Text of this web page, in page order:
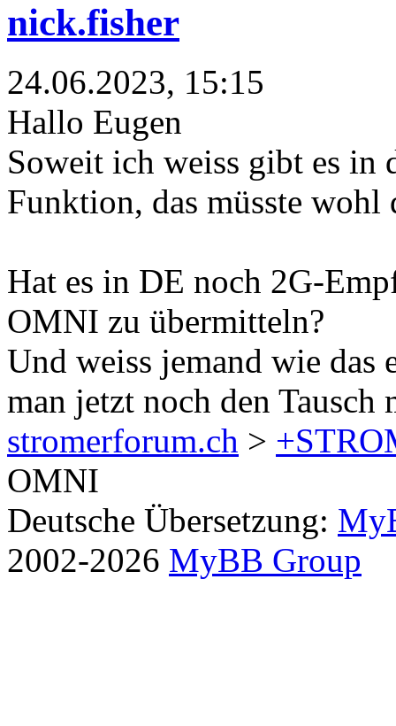
nick.fisher
24.06.2023, 15:15
Hallo Eugen
Soweit ich weiss gibt es in
Funktion, das müsste wohl
Hat es in DE noch 2G-
OMNI zu übermitteln?
Und weiss jemand wie
man jetzt noch den Tausch
stromerforum.ch >
OMNI
Deutsche Übersetzung:
2002-2026 MyBB Group